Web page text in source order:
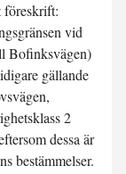
föreskrift:
vid
Bofinksvägen)
gällande
2
dessa är
bestämmelser.